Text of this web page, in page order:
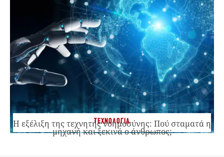
ΤΕΧΝΟΛΟΓΙΑ
Η εξέλιξη της τεχνητής νοημοσύνης: Πού σταματά η
μηχανή και ξεκινά ο άνθρωπος;